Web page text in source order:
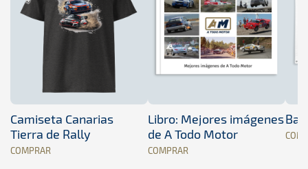
Camiseta Canarias
Tierra de Rally
COMPRAR
Libro: Mejores imágenes
de A Todo Motor
COMPRAR